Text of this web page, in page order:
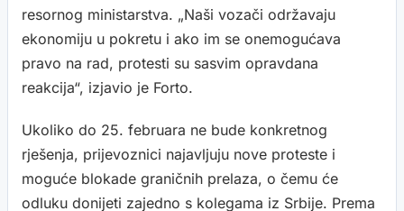
resornog ministarstva. „Naši vozači održavaju
ekonomiju u pokretu i ako im se onemogućava
pravo na rad, protesti su sasvim opravdana
reakcija“, izjavio je Forto.
Ukoliko do 25. februara ne bude konkretnog
rješenja, prijevoznici najavljuju nove proteste i
moguće blokade graničnih prelaza, o čemu će
odluku donijeti zajedno s kolegama iz Srbije. Prema